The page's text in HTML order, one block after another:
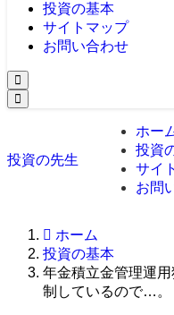
投資の基本
サイトマップ
お問い合わせ
投資の先生
ホー
投資
サイ
お問
ホーム
投資の基本
年金積立金管理運
制しているので…。